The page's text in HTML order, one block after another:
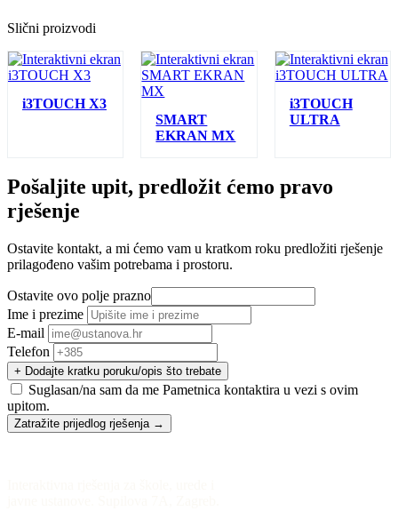
Slični proizvodi
i3TOUCH X3
SMART
EKRAN MX
i3TOUCH
ULTRA
Pošaljite upit, predložit ćemo pravo
rješenje
Ostavite kontakt, a mi ćemo vam u kratkom roku predložiti rješenje
prilagođeno vašim potrebama i prostoru.
Ostavite ovo polje prazno
Ime i prezime
E-mail
Telefon
+ Dodajte kratku poruku/opis što trebate
Suglasan/na sam da me Pametnica kontaktira u vezi s ovim
upitom.
Zatražite prijedlog rješenja →